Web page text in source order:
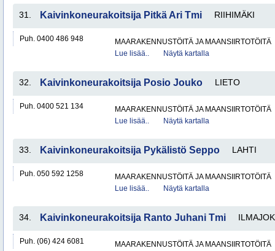
31. Kaivinkoneurakoitsija Pitkä Ari Tmi RIIHIMÄKI
Puh. 0400 486 948
MAARAKENNUSTÖITÄ JA MAANSIIRTOTÖITÄ
Lue lisää..
Näytä kartalla
32. Kaivinkoneurakoitsija Posio Jouko LIETO
Puh. 0400 521 134
MAARAKENNUSTÖITÄ JA MAANSIIRTOTÖITÄ
Lue lisää..
Näytä kartalla
33. Kaivinkoneurakoitsija Pykälistö Seppo LAHTI
Puh. 050 592 1258
MAARAKENNUSTÖITÄ JA MAANSIIRTOTÖITÄ
Lue lisää..
Näytä kartalla
34. Kaivinkoneurakoitsija Ranto Juhani Tmi
Puh. (06) 424 6081
MAARAKENNUSTÖITÄ JA MAANSIIRTOTÖITÄ